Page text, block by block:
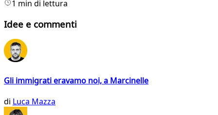
1 min di lettura
Idee e commenti
Gli immigrati eravamo noi, a Marcinelle
di Luca Mazza